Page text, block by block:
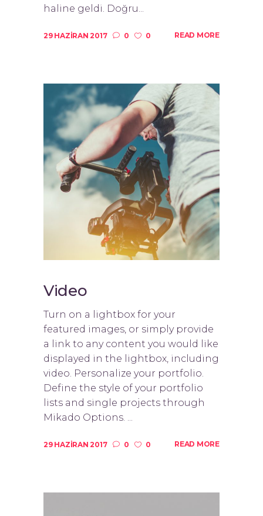
haline geldi. Doğru...
29 HAZIRAN 2017 0 0 READ MORE
Video
Turn on a lightbox for your
featured images, or simply provide
a link to any content you would like
displayed in the lightbox, including
video. Personalize your portfolio.
Define the style of your portfolio
lists and single projects through
Mikado Options. ...
29 HAZIRAN 2017 0 0 READ MORE